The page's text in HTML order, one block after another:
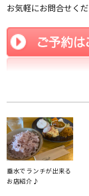
イベント・見学会
お客様の声
会社案内
経営理念・
会社案内
お気軽にお問合せくだ
垂水でランチが出来る
お店紹介♪